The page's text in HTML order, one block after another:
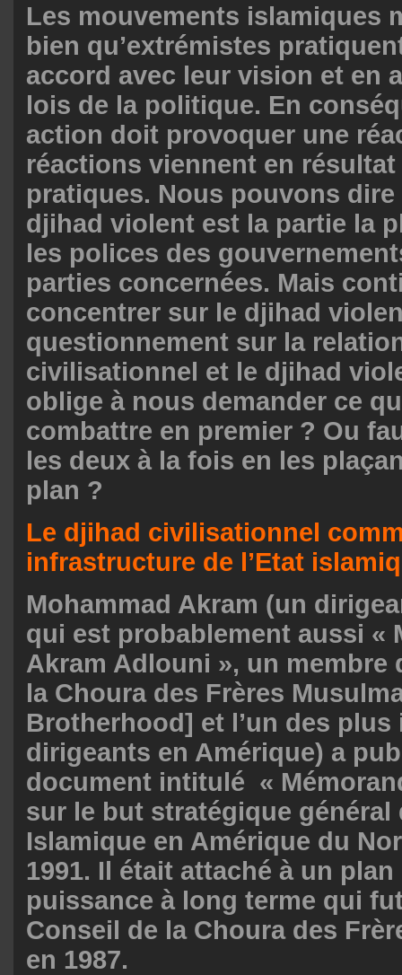
Les mouvements islamiques
bien qu’extrémistes
accord avec leur vision et en
lois de la politique. En
action doit provoquer une
réactions viennent en résultat
pratiques. Nous pouvons dire
djihad violent est la partie la
les polices des
parties concernées. Mais
concentrer sur le djihad
questionnement sur la
civilisationnel et le djihad
oblige à nous demander ce
combattre en premier ? Ou
les deux à la fois en les
plan ?
Le djihad civilisationnel
infrastructure de l’Etat
Mohammad Akram (un
qui est probablement aussi «
Akram Adlouni », un membre
la Choura des Frères
Brotherhood] et l’un des
dirigeants en Amérique) a
document intitulé «
sur le but stratégique général
Islamique en Amérique du
1991. Il était attaché à un
puissance à long terme qui
Conseil de la Choura des
en 1987.